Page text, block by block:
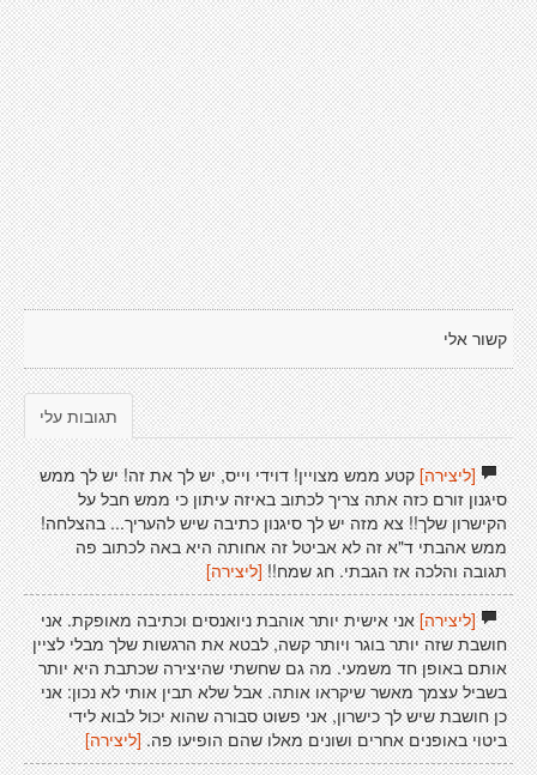
קשור אלי
תגובות עלי
[ליצירה]קטע ממש מצויין! דוידי וייס, יש לך את זה! יש לך ממש
סיגנון זורם כזה אתה צריך לכתוב באיזה עיתון כי ממש חבל על
הקישרון שלך!! צא מזה יש לך סיגנון כתיבה שיש להעריך... בהצלחה!
ממש אהבתי ד"א זה לא אביטל זה אחותה היא באה לכתוב פה
תגובה והלכה אז הגבתי. חג שמח!! [ליצירה]
[ליצירה]אני אישית יותר אוהבת ניואנסים וכתיבה מאופקת. אני
חושבת שזה יותר בוגר ויותר קשה, לבטא את הרגשות שלך מבלי לציין
אותם באופן חד משמעי. מה גם שחשתי שהיצירה שכתבת היא יותר
בשביל עצמך מאשר שיקראו אותה. אבל שלא תבין אותי לא נכון: אני
כן חושבת שיש לך כישרון, אני פשוט סבורה שהוא יכול לבוא לידי
ביטוי באופנים אחרים ושונים מאלו שהם הופיעו פה. [ליצירה]